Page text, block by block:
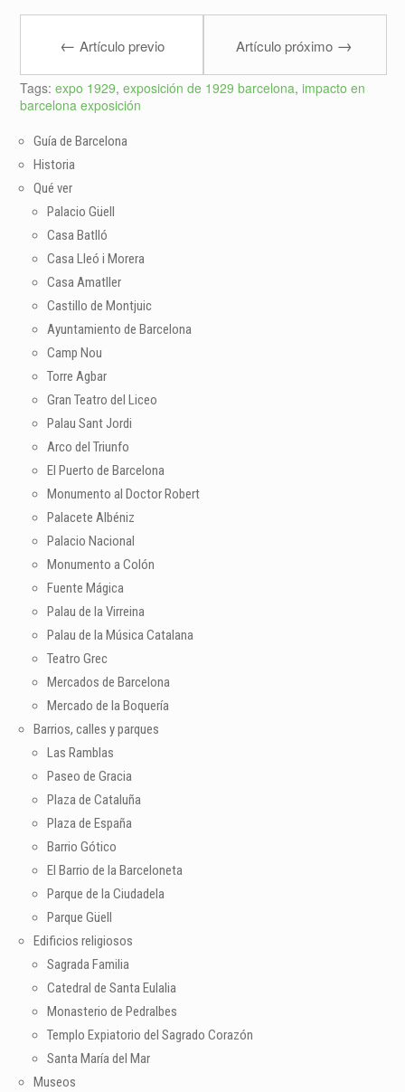
← Artículo previo Artículo próximo →
Tags:expo 1929,exposición de 1929 barcelona,impacto en
barcelona exposición
Guía de Barcelona
Historia
Qué ver
Palacio Güell
Casa Batlló
Casa Lleó i Morera
Casa Amatller
Castillo de Montjuic
Ayuntamiento de Barcelona
Camp Nou
Torre Agbar
Gran Teatro del Liceo
Palau Sant Jordi
Arco del Triunfo
El Puerto de Barcelona
Monumento al Doctor Robert
Palacete Albéniz
Palacio Nacional
Monumento a Colón
Fuente Mágica
Palau de la Virreina
Palau de la Música Catalana
Teatro Grec
Mercados de Barcelona
Mercado de la Boquería
Barrios, calles y parques
Las Ramblas
Paseo de Gracia
Plaza de Cataluña
Plaza de España
Barrio Gótico
El Barrio de la Barceloneta
Parque de la Ciudadela
Parque Güell
Edificios religiosos
Sagrada Familia
Catedral de Santa Eulalia
Monasterio de Pedralbes
Templo Expiatorio del Sagrado Corazón
Santa María del Mar
Museos